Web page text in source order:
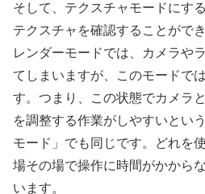
そして、テクスチャモードにす
テクスチャを確認することがで
レンダーモードでは、カメラや
てしまいますが、このモードで
す。つまり、この状態でカメラ
を調整する作業がしやすいとい
モード」でも同じです。どれを
場その場で操作に時間がかから
います。